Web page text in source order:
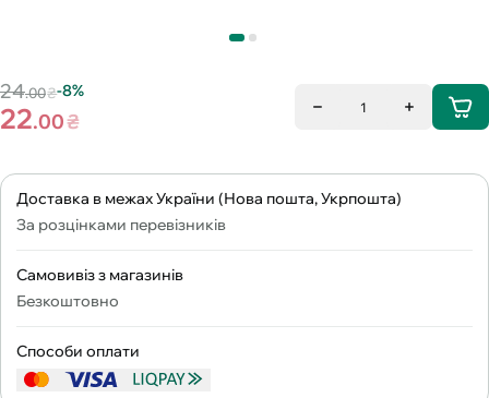
24.00₴-8%
22.00₴
1
Доставка в межах України (Нова пошта, Укрпошта)
За розцінками перевізників
Самовивіз з магазинів
Безкоштовно
Способи оплати